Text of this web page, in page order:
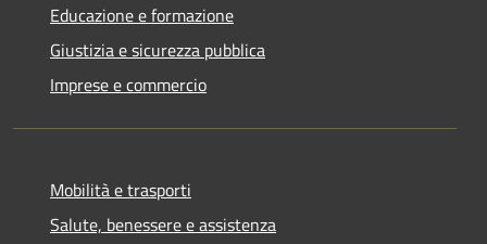
Educazione e formazione
Giustizia e sicurezza pubblica
Imprese e commercio
Mobilità e trasporti
Salute, benessere e assistenza